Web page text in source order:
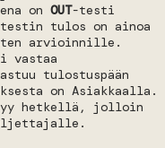
on OUT-testi
tulos on ainoa
arvioinnille.
vastaa
tulostuspään
on Asiakkaalla.
hetkellä, jolloin